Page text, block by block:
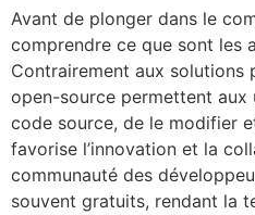
Avant de plonger dans le
comprendre ce que sont les
Contrairement aux solutions
open-source permettent aux
code source, de le modifier
favorise l’innovation et la
communauté des
souvent gratuits, rendant la